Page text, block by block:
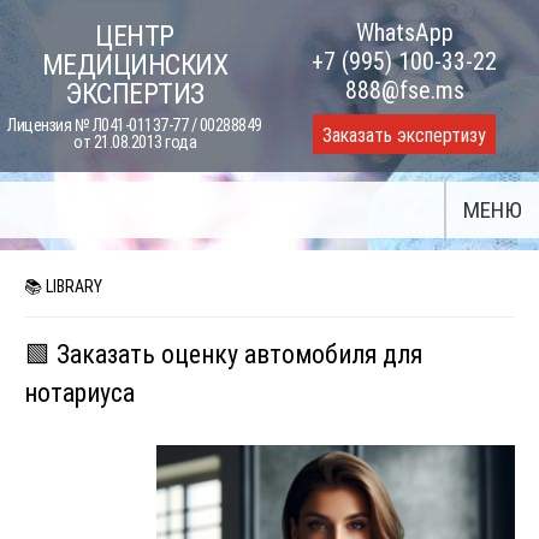
content
ЦЕНТР
МЕДИЦИНСКИХ
ЭКСПЕРТИЗ
Лицензия № Л041-01137-77 / 00288849
от 21.08.2013 года
WhatsApp
+7 (995) 100-33-22
888@fse.ms
Заказать экспертизу
МЕНЮ
📚 LIBRARY
🟩 Заказать оценку автомобиля для
нотариуса